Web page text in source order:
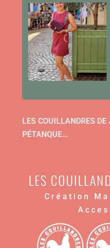
LES COUILLANDRES
PÉTANQUE…
LES
Création